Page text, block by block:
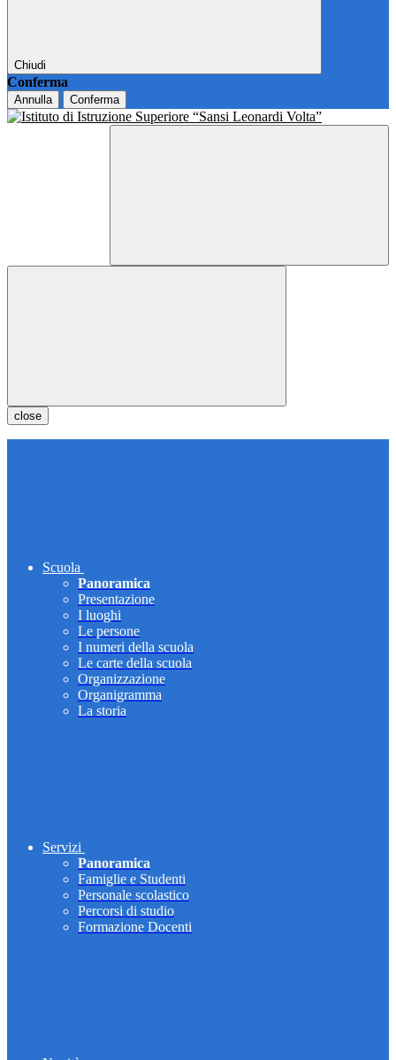
Chiudi
Conferma
Annulla Conferma
close
Scuola
Panoramica
Presentazione
I luoghi
Le persone
I numeri della scuola
Le carte della scuola
Organizzazione
Organigramma
La storia
Servizi
Panoramica
Famiglie e Studenti
Personale scolastico
Percorsi di studio
Formazione Docenti